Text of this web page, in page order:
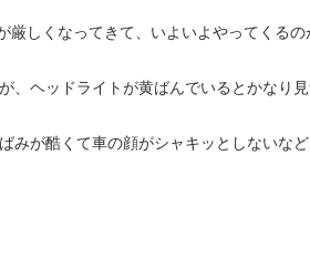
厳しくなってきて、いよいよやってくる
、ヘッドライトが黄ばんでいるとかなり
みが酷くて車の顔がシャキッとしないな